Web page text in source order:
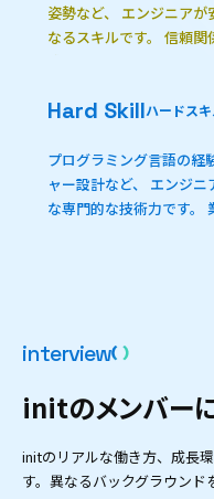
姿勢など、 エンジニア
なるスキルです。 信頼
Hard Skillハードス
プログラミング言語の経
ャー設計など、 エンジ
な専門的な技術力です。
interview
initのメンバー
initのリアルな働き方、成長
す。異なるバックグラウン